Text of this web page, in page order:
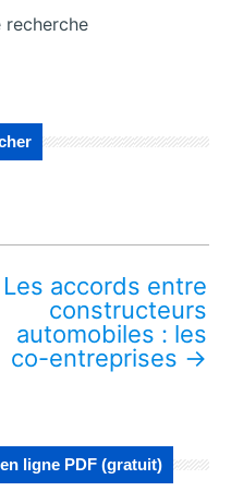
Les accords entre
constructeurs
automobiles : les
co-entreprises →
ligne PDF (gratuit)